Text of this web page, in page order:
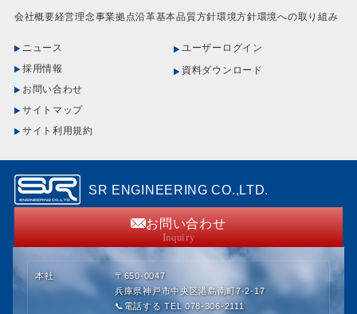
会社概要経営理念事業拠点沿革基本品質方針環境方針環境への取り組み
ニュース
採用情報
お問い合わせ
サイトマップ
サイト利用規約
ユーザーログイン
資料ダウンロード
SR ENGINEERING CO.,LTD.
お問い合わせ
Inquiry
本社
〒650-0047
兵庫県神戸市中央区港島南町7-2-17
📞電話する TEL 078-306-2111